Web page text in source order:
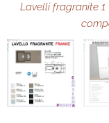
Lavelli fragranite
Esempio
Schema misure